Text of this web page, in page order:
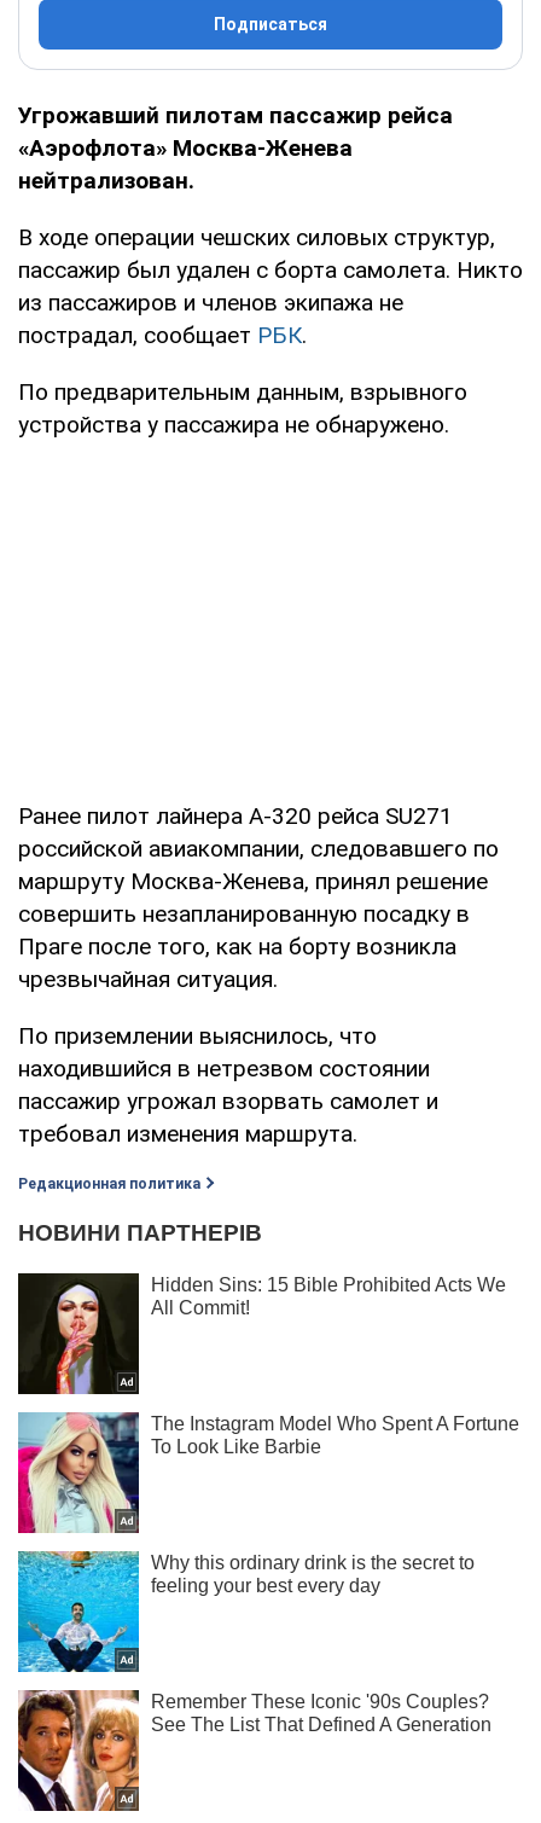
Подписаться
Угрожавший пилотам пассажир рейса
«Аэрофлота» Москва-Женева
нейтрализован.
В ходе операции чешских силовых структур,
пассажир был удален с борта самолета. Никто
из пассажиров и членов экипажа не
пострадал, сообщает РБК.
По предварительным данным, взрывного
устройства у пассажира не обнаружено.
Ранее пилот лайнера А-320 рейса SU271
российской авиакомпании, следовавшего по
маршруту Москва-Женева, принял решение
совершить незапланированную посадку в
Праге после того, как на борту возникла
чрезвычайная ситуация.
По приземлении выяснилось, что
находившийся в нетрезвом состоянии
пассажир угрожал взорвать самолет и
требовал изменения маршрута.
Редакционная политика